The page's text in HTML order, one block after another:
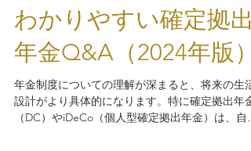
わかりやすい確定拠出
年金Q&A（2024年版）
年金制度についての理解が深まると、将来の生活